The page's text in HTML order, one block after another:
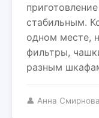
стабильным.
одном месте,
фильтры,
разным
👤 Анна Смирнова